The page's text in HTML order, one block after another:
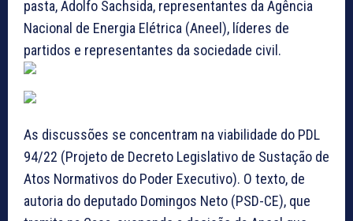
pasta, Adolfo Sachsida, representantes da Agência
Nacional de Energia Elétrica (Aneel), líderes de
partidos e representantes da sociedade civil.
As discussões se concentram na viabilidade do PDL
94/22 (Projeto de Decreto Legislativo de Sustação de
Atos Normativos do Poder Executivo). O texto, de
autoria do deputado Domingos Neto (PSD-CE), que